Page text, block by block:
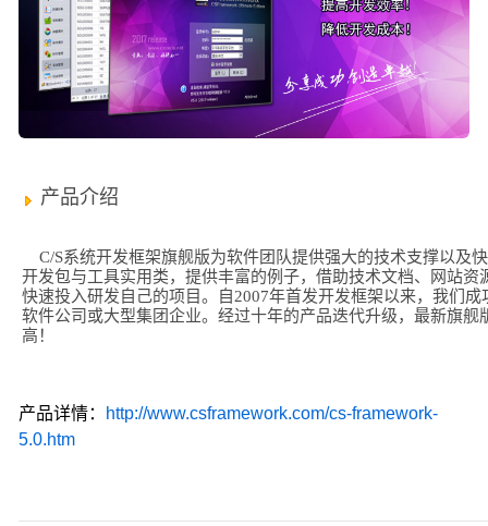
产品介绍
C/S系统开发框架旗舰版为软件团队提供强大的技术支撑以及
开发包与工具实用类，提供丰富的例子，借助技术文档、网站
快速投入研发自己的项目。自2007年首发开发框架以来，我们
软件公司或大型集团企业。经过十年的产品迭代升级，最新旗
高！
产品详情：
http://www.csframework.com/cs-framework-
5.0.htm